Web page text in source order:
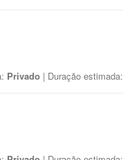
Privado | Duração estimada: